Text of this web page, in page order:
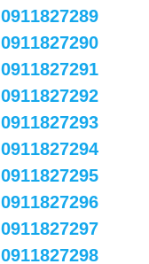
0911827289
0911827290
0911827291
0911827292
0911827293
0911827294
0911827295
0911827296
0911827297
0911827298